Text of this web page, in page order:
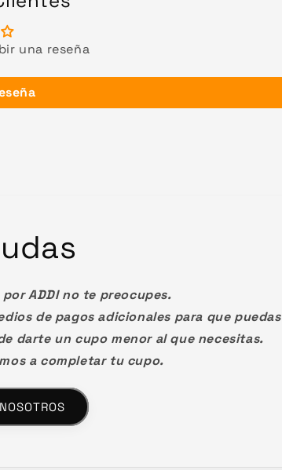
una reseña
ADDI no te preocupes.
de pagos adicionales para que puedas
darte un cupo menor al que necesitas.
a completar tu cupo.